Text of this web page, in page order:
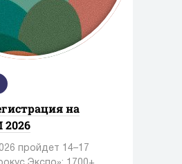
на
2026
пройдет 14–17